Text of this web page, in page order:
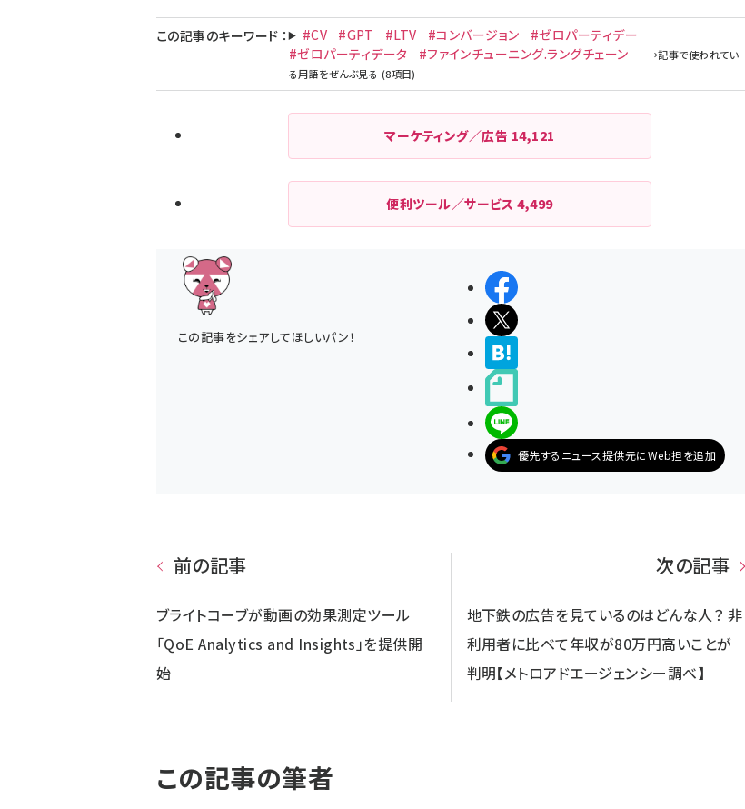
この記事のキーワード ： #CV #GPT #LTV #コンバージョン
#ゼロパーティデー
#ゼロパーティデータ
#ファインチューニング.ラングチェーン
マーケティング／広告 14,121
便利ツール／サービス4,499
この記事をシェアしてほしいパン！
シェアする
ポストする
LINEで送る
優先するニュース提供元にWeb担を追加
前の記事
ブライトコーブが動画の効果測定ツール
「QoE Analytics and Insights」を提供開
始
次の記事
地下鉄の広告を見ているのはどんな人？ 非
利用者に比べて年収が80万円高いことが
判明【メトロアドエージェンシー調べ】
この記事の筆者